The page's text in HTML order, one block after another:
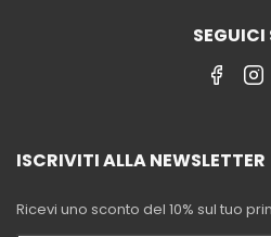
SEGUICI
ISCRIVITI ALLA NEWSLETTER
Ricevi uno sconto del 10% sul tuo